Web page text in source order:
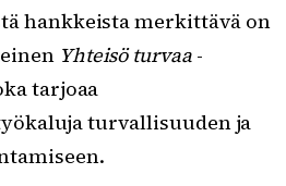
hankkeista merkittävä on
Yhteisö turvaa-
tarjoaa
turvallisuuden ja